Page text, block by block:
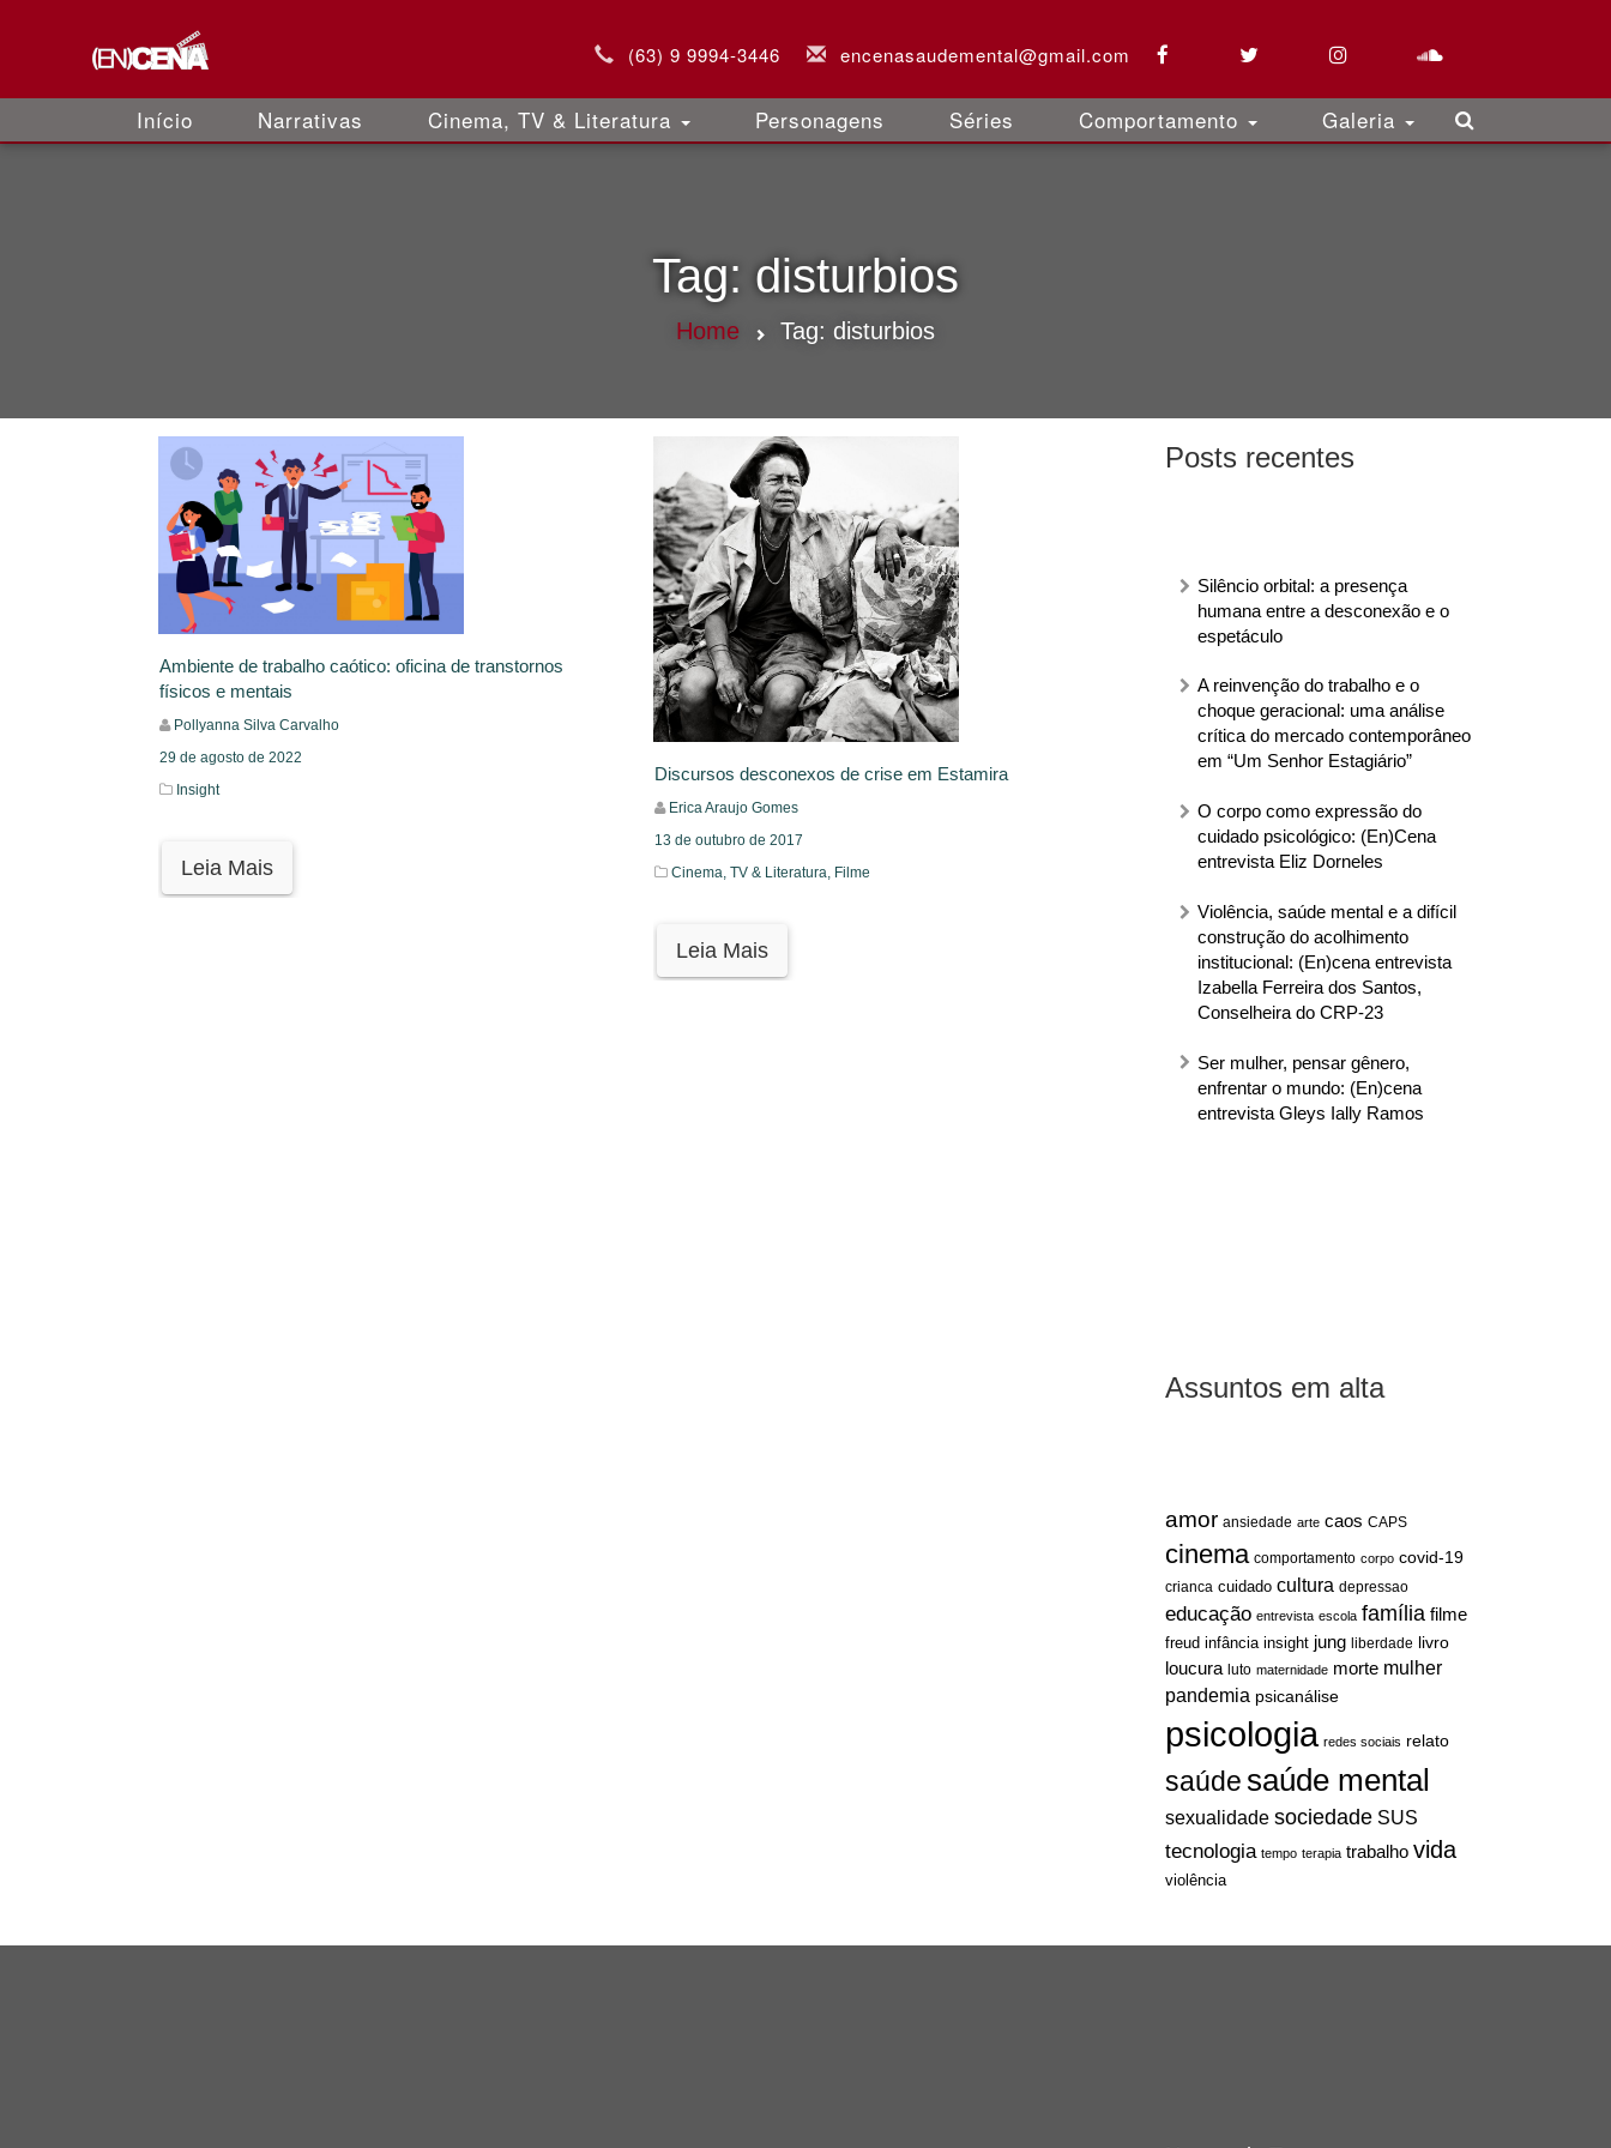
(63) 9 9994-3446 encenasaudemental@gmail.com
Início Narrativas Cinema, TV & Literatura Personagens Séries Comportamento Galeria
Tag: disturbios
Home Tag: disturbios
Posts recentes
Silêncio orbital: a presença
humana entre a desconexão e o
espetáculo
A reinvenção do trabalho e o
choque geracional: uma análise
crítica do mercado contemporâneo
em “Um Senhor Estagiário”
O corpo como expressão do
cuidado psicológico: (En)Cena
entrevista Eliz Dorneles
Violência, saúde mental e a difícil
construção do acolhimento
institucional: (En)cena entrevista
Izabella Ferreira dos Santos,
Conselheira do CRP-23
Ser mulher, pensar gênero,
enfrentar o mundo: (En)cena
entrevista Gleys Ially Ramos
Assuntos em alta
amor ansiedade arte caos CAPS
cinema comportamento corpo covid-19
crianca cuidado cultura depressao
educação entrevista escola família filme
freud infância insight jung liberdade livro
loucura luto maternidade morte mulher
pandemia psicanálise
psicologia redes sociais relato
saúdesaúde mental
sexualidade sociedade SUS
tecnologia tempo terapia trabalho vida
violência
Ambiente de trabalho caótico: oficina de transtornos
físicos e mentais
Pollyanna Silva Carvalho
29 de agosto de 2022
Insight
Leia Mais
Discursos desconexos de crise em Estamira
Erica Araujo Gomes
13 de outubro de 2017
Cinema, TV & Literatura, Filme
Leia Mais